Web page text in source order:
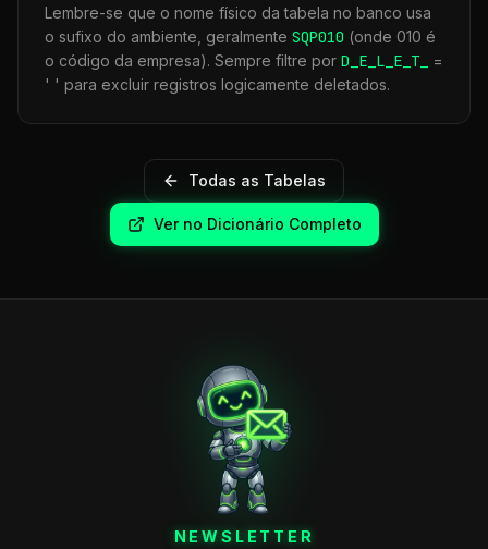
Lembre-se que o nome físico da tabela no banco usa
o sufixo do ambiente, geralmente SQP010 (onde 010 é
o código da empresa). Sempre filtre por D_E_L_E_T_
=
' ' para excluir registros logicamente deletados.
Todas as Tabelas
Ver no Dicionário Completo
NEWSLETTER